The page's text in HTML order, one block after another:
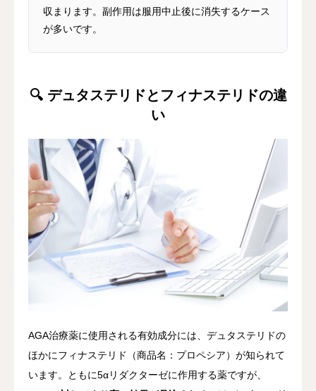
収まります。副作用は服用中止後に消失するケース
が多いです。
🔍 デュタステリドとフィナステリドの違
い
AGA治療薬に使用される有効成分には、デュタステリドの
ほかにフィナステリド（商品名：プロペシア）が知られて
います。ともに5αリダクターゼに作用する薬ですが、